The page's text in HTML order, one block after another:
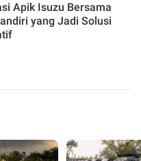
Apik Isuzu Bersama
yang Jadi Solusi